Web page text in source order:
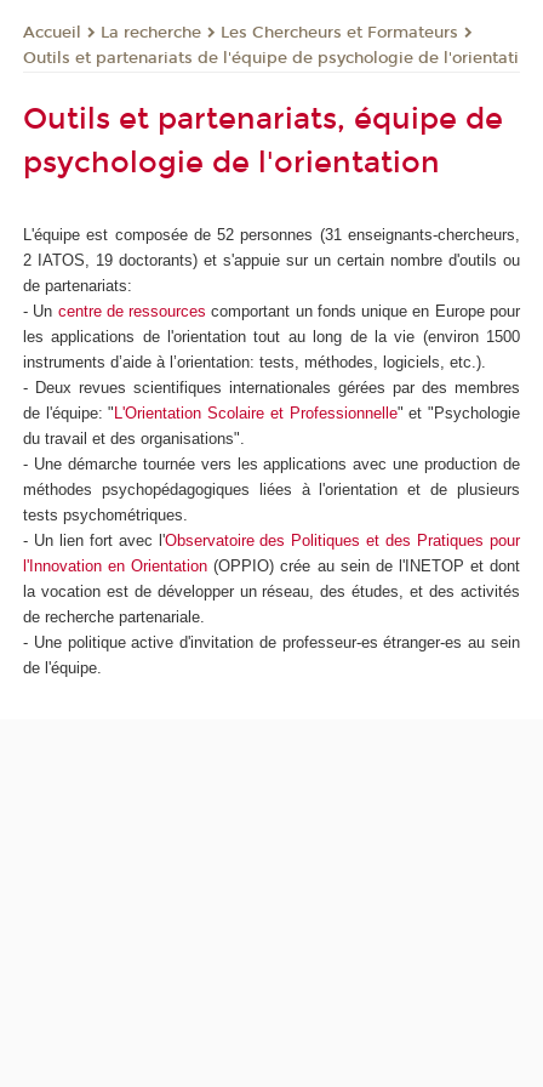
Accueil La recherche
Les Chercheurs et Formateurs
Outils et partenariats de l'équipe de psychologie de l'orientati
Outils et partenariats, équipe de
psychologie de l'orientation
L'équipe est composée de 52 personnes (31 enseignants-chercheurs,
2 IATOS, 19 doctorants) et s'appuie sur un certain nombre d'outils ou
de partenariats:
- Un centre de ressources comportant un fonds unique en Europe pour
les applications de l'orientation tout au long de la vie (environ 1500
instruments d’aide à l’orientation: tests, méthodes, logiciels, etc.).
- Deux revues scientifiques internationales gérées par des membres
de l'équipe: "L'Orientation Scolaire et Professionnelle" et "Psychologie
du travail et des organisations".
- Une démarche tournée vers les applications avec une production de
méthodes psychopédagogiques liées à l'orientation et de plusieurs
tests psychométriques.
- Un lien fort avec l'Observatoire des Politiques et des Pratiques pour
l'Innovation en Orientation (OPPIO) crée au sein de l'INETOP et dont
la vocation est de développer un réseau, des études, et des activités
de recherche partenariale.
- Une politique active d'invitation de professeur-es étranger-es au sein
de l'équipe.